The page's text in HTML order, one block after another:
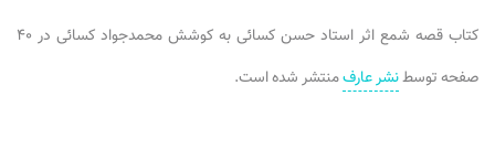
کتاب قصه شمع اثر استاد حسن کسائی به کوشش محمدجواد کسائی در ۴۰
صفحه توسطنشر عارفمنتشر شده است.